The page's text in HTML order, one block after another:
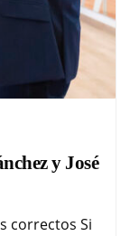
y José
correctos Si